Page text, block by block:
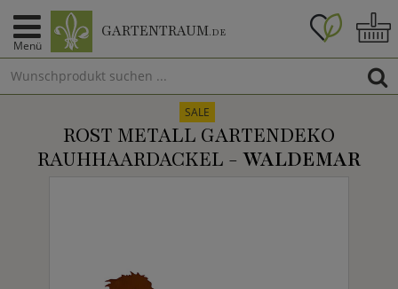
Menü
GARTENTRAUM.DE
SALE
ROST METALL GARTENDEKO
RAUHHAARDACKEL - WALDEMAR